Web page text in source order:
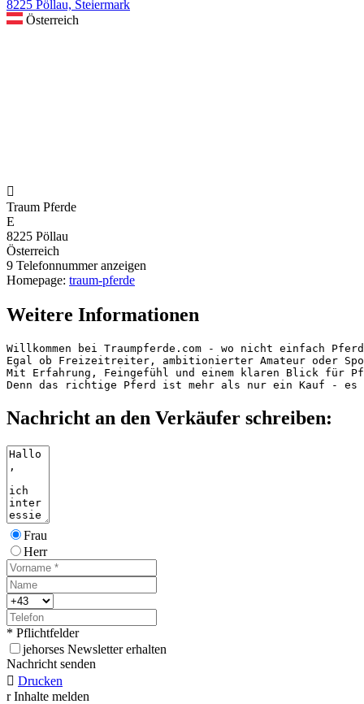
8225 Pöllau, Steiermark
Österreich

Traum Pferde
E
8225 Pöllau
Österreich
9 Telefonnummer anzeigen
Homepage: traum-pferde
Weitere Informationen
Willkommen bei Traumpferde.com - wo nicht einfach
Egal ob Freizeitreiter, ambitionierter Amateur oder
Mit Erfahrung, Feingefühl und einem klaren Blick für
Denn das richtige Pferd ist mehr als nur ein Kauf -
Nachricht an den Verkäufer schreiben:
Frau
Herr
* Pflichtfelder
jehorses Newsletter erhalten
Nachricht senden
 Drucken
r Inhalte melden